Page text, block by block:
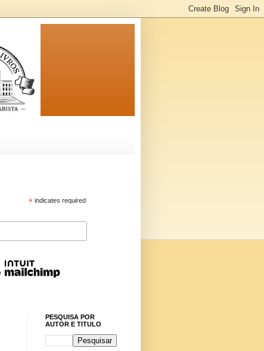
*indicates required
PESQUISA POR
AUTOR E TITULO